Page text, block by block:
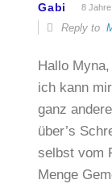
Gabi 8
Reply to
Hallo Myna,
ich kann
ganz
über’s
selbst vom
Menge